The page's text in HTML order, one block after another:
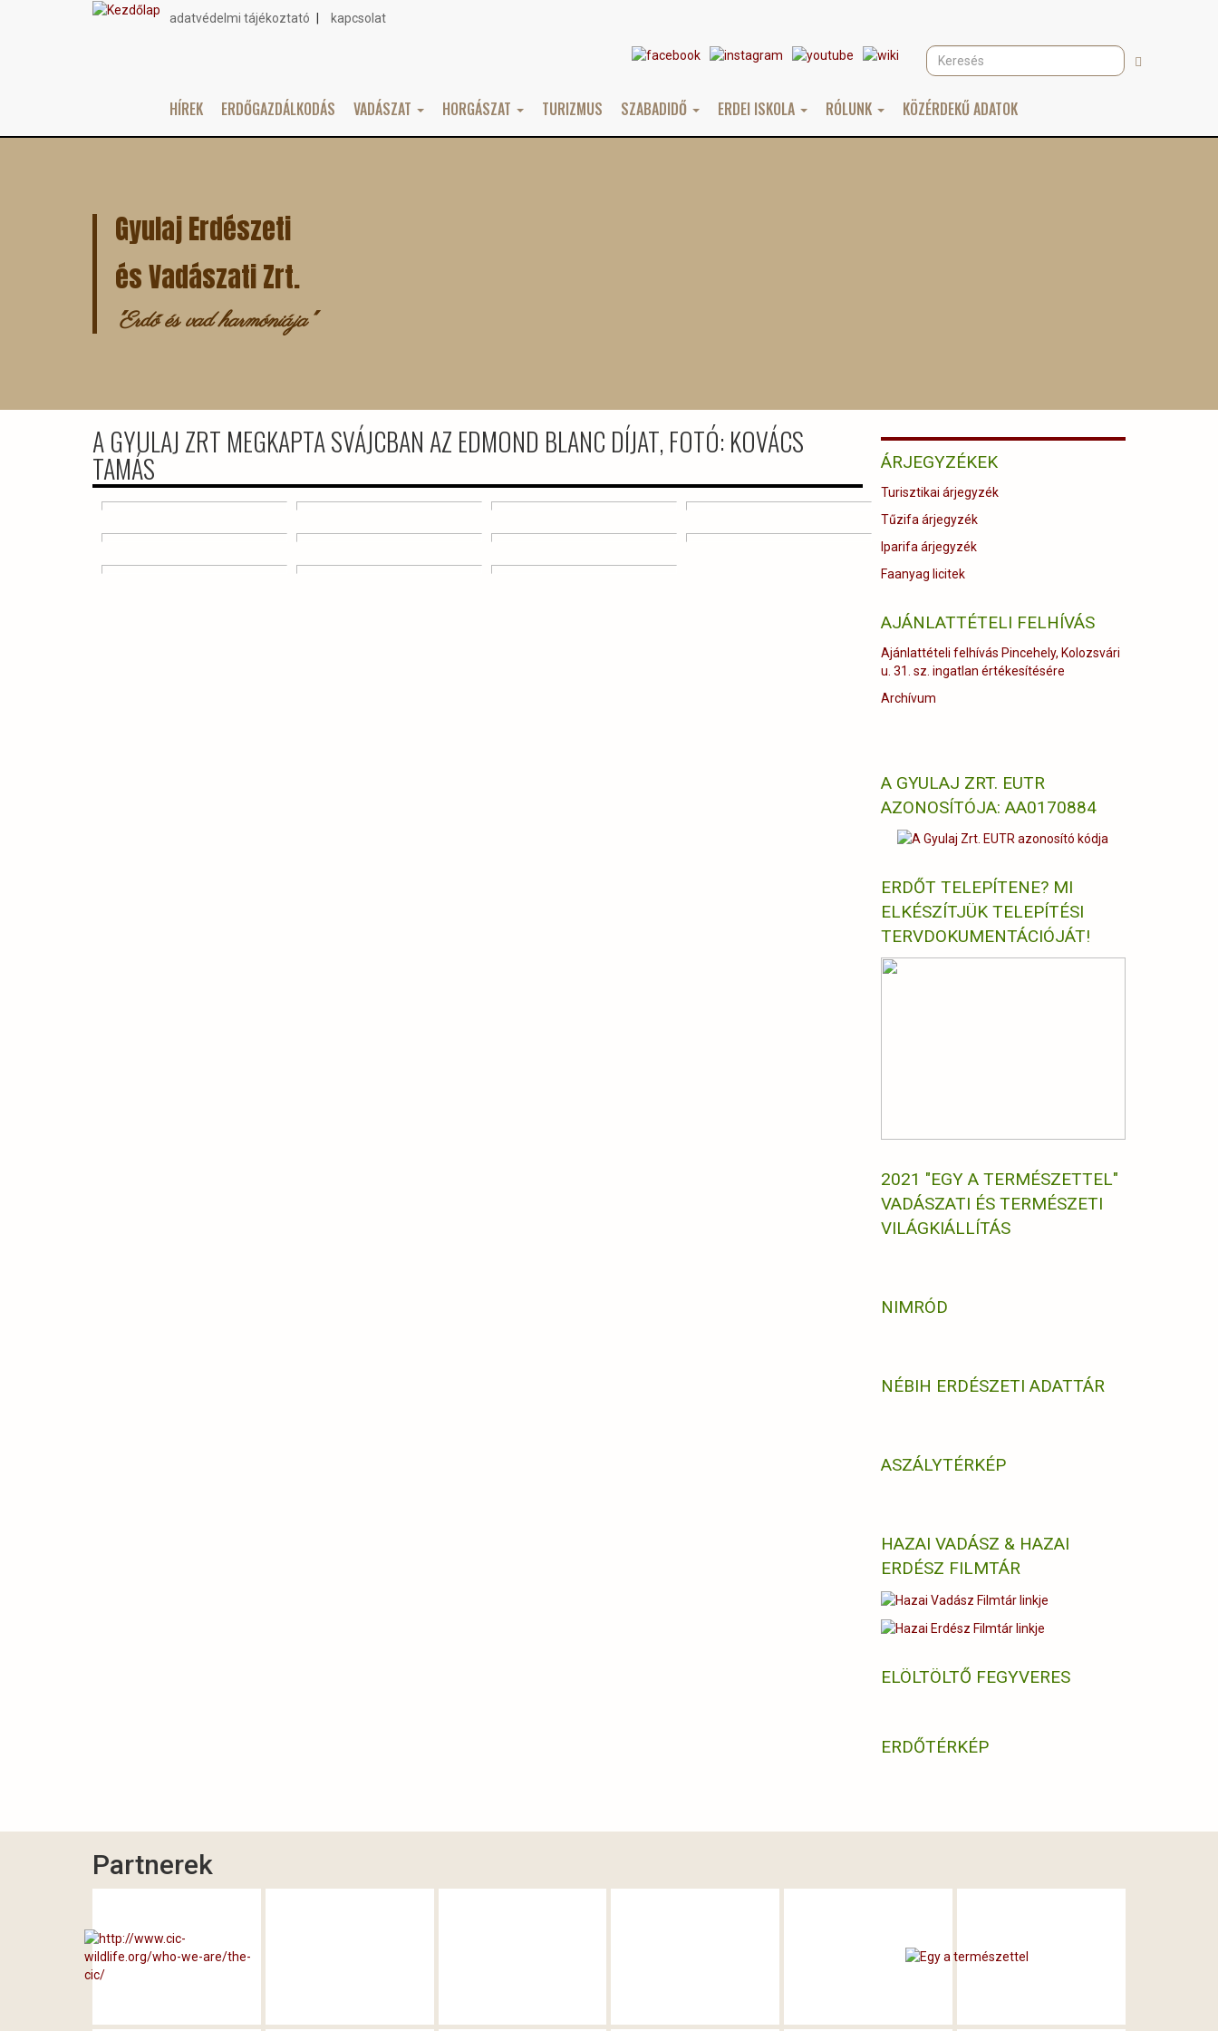
Topmenu
adatvédelmi tájékoztató kapcsolat
Keresés Keresés
Main
HÍREK ERDŐGAZDÁLKODÁS VADÁSZAT HORGÁSZAT TURIZMUS SZABADIDŐ ERDEI ISKOLA RÓLUNK KÖZÉRDEKŰ ADATOK
Gyulaj Erdészeti
és Vadászati Zrt.
"Erdő és vad harmóniája"
A GYULAJ ZRT MEGKAPTA SVÁJCBAN AZ EDMOND BLANC DÍJAT, FOTÓ: KOVÁCS
TAMÁS ÁRJEGYZÉKEK
Turisztikai árjegyzék
Tűzifa árjegyzék
Iparifa árjegyzék
Faanyag licitek
AJÁNLATTÉTELI FELHÍVÁS
Ajánlattételi felhívás Pincehely, Kolozsvári
u. 31. sz. ingatlan értékesítésére
Archívum
A GYULAJ ZRT. EUTR
AZONOSÍTÓJA: AA0170884
ERDŐT TELEPÍTENE? MI
ELKÉSZÍTJÜK TELEPÍTÉSI
TERVDOKUMENTÁCIÓJÁT!
2021 "EGY A TERMÉSZETTEL"
VADÁSZATI ÉS TERMÉSZETI
VILÁGKIÁLLÍTÁS
NIMRÓD
NÉBIH ERDÉSZETI ADATTÁR
ASZÁLYTÉRKÉP
HAZAI VADÁSZ & HAZAI
ERDÉSZ FILMTÁR
ELÖLTÖLTŐ FEGYVERES
ERDŐTÉRKÉP
Partnerek